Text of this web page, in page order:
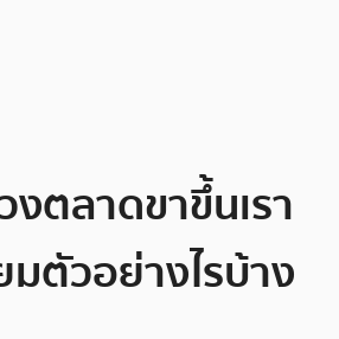
งตลาดขาขึ้นเรา
มตัวอย่างไรบ้าง